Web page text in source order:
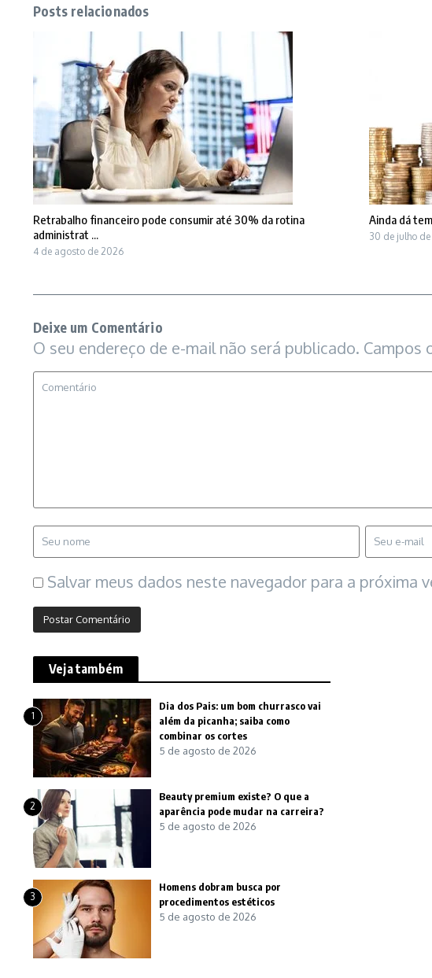
Posts relacionados
Retrabalho financeiro pode consumir até 30% da rotina
administrat ...
4 de agosto de 2026
Ainda dá
30 de julho
Deixe um Comentário
O seu endereço de e-mail não será publicado. Campos
Salvar meus dados neste navegador para a próxima
Veja também
1
Dia dos Pais: um bom churrasco vai
além da picanha; saiba como
combinar os cortes
5 de agosto de 2026
2
Beauty premium existe? O que a
aparência pode mudar na carreira?
5 de agosto de 2026
3
Homens dobram busca por
procedimentos estéticos
5 de agosto de 2026